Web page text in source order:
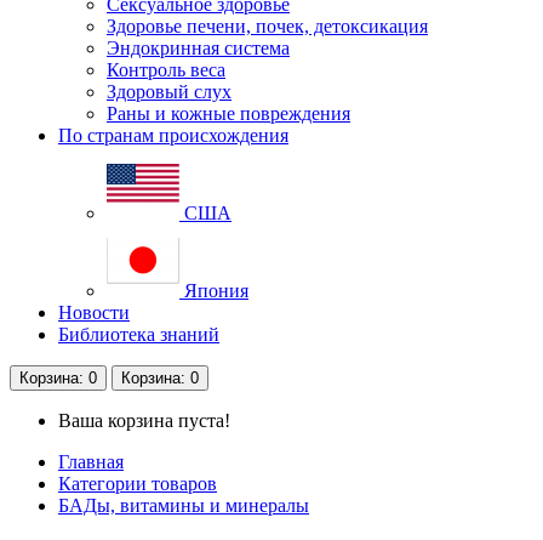
Сексуальное здоровье
Здоровье печени, почек, детоксикация
Эндокринная система
Контроль веса
Здоровый слух
Раны и кожные повреждения
По странам происхождения
США
Япония
Новости
Библиотека знаний
Корзина: 0 Корзина: 0
Ваша корзина пуста!
Главная
Категории товаров
БАДы, витамины и минералы